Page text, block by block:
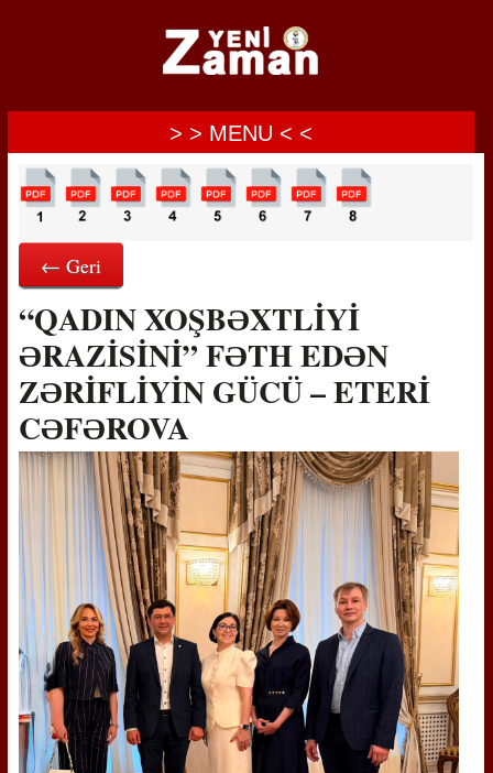
> > MENU < <
← Geri
“QADIN XOŞBƏXTLİYİ
ƏRAZİSİNİ” FƏTH EDƏN
ZƏRİFLİYİN GÜCÜ – ETERİ
CƏFƏROVA